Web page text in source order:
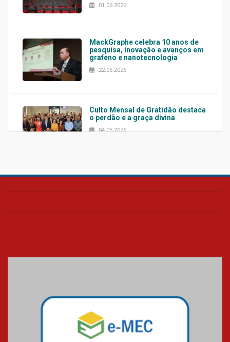
01.06.2026
MackGraphe celebra 10 anos de
pesquisa, inovação e avanços em
grafeno e nanotecnologia
22.05.2026
Culto Mensal de Gratidão destaca
o perdão e a graça divina
04.05.2026
Confira como foi o culto mensal
Mackenzie mobiliza campanha
solidária para apoiar famílias em
Minas Gerais